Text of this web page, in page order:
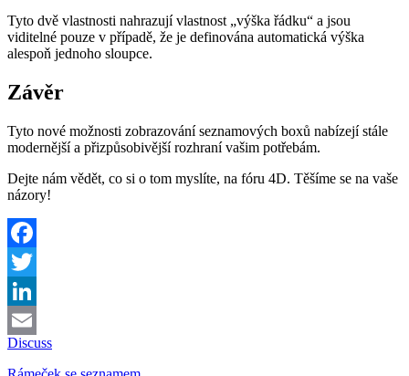
Tyto dvě vlastnosti nahrazují vlastnost „výška řádku“ a jsou
viditelné pouze v případě, že je definována automatická výška
alespoň jednoho sloupce.
Závěr
Tyto nové možnosti zobrazování seznamových boxů nabízejí stále
modernější a přizpůsobivější rozhraní vašim potřebám.
Dejte nám vědět, co si o tom myslíte, na fóru 4D. Těšíme se na vaše
názory!
Facebook
Twitter
LinkedIn
Email
Discuss